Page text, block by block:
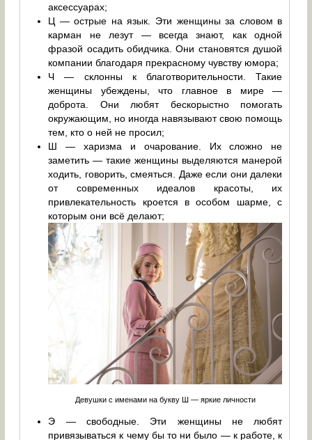
аксессуарах;
Ц — острые на язык. Эти женщины за словом в
карман не лезут — всегда знают, как одной
фразой осадить обидчика. Они становятся душой
компании благодаря прекрасному чувству юмора;
Ч — склонны к благотворительности. Такие
женщины убеждены, что главное в мире —
доброта. Они любят бескорыстно помогать
окружающим, но иногда навязывают свою помощь
тем, кто о ней не просил;
Ш — харизма и очарование. Их сложно не
заметить — такие женщины выделяются манерой
ходить, говорить, смеяться. Даже если они далеки
от современных идеалов красоты, их
привлекательность кроется в особом шарме, с
которым они всё делают;
Девушки с именами на букву Ш — яркие личности
Э — свободные. Эти женщины не любят
привязываться к чему бы то ни было — к работе, к